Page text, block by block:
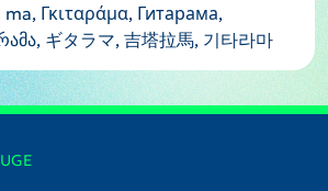
Γκιταράμα, Гитарама,
ギタラマ, 吉塔拉馬, 기타라마